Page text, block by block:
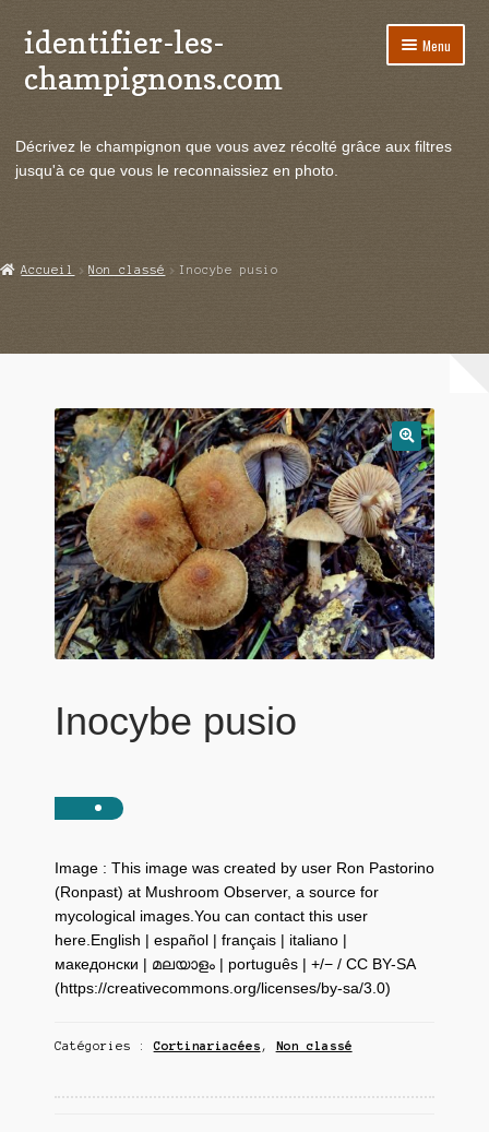
Aller
à
la
Aller
au
contenu
identifier-les-
champignons.com
Menu
le
Actualités
Echanges et contacts
Décrivez le champignon que vous avez récolté grâce aux filtres
jusqu'à ce que vous le reconnaissiez en photo.
Accueil Non classé Inocybe pusio
Inocybe pusio
Image : This image was created by user Ron Pastorino
(Ronpast) at Mushroom Observer, a source for
mycological images.You can contact this user
here.English | español | français | italiano |
македонски | മലയാളം | português | +/− / CC BY-SA
(https://creativecommons.org/licenses/by-sa/3.0)
Catégories :Cortinariacées , Non classé